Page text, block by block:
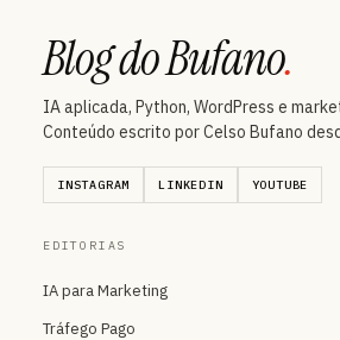
Blog do Bufano.
IA aplicada, Python, WordPress e
Conteúdo escrito por Celso Bufano
INSTAGRAM LINKEDIN YOUTUBE
EDITORIAS
IA para Marketing
Tráfego Pago